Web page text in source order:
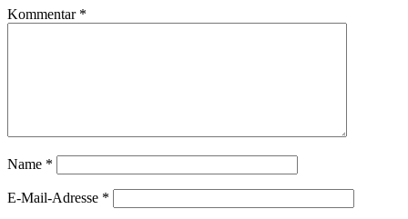
Kommentar *
Name *
E-Mail-Adresse *